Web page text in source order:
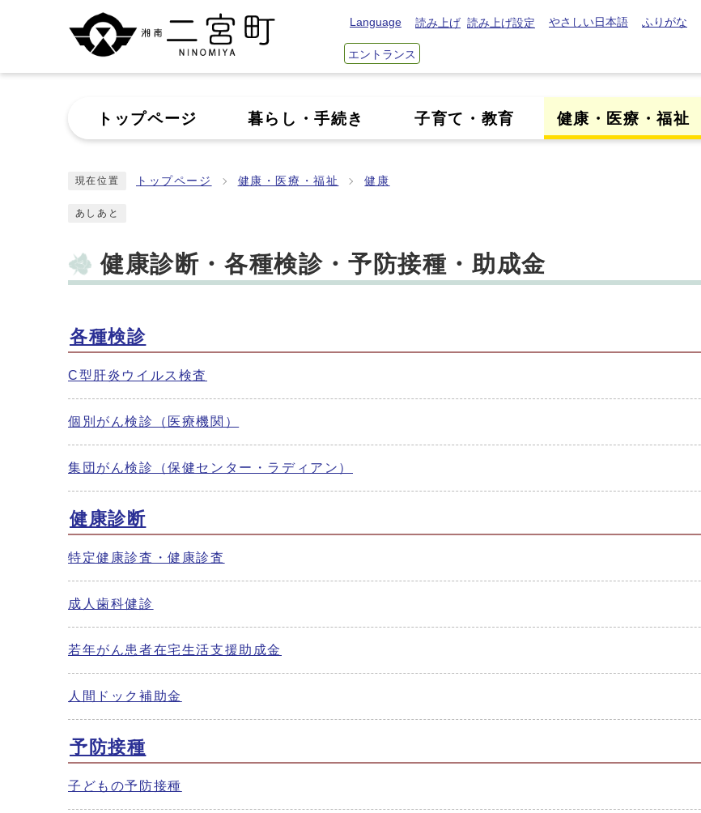
Language 読み上げ 読み上げ設定 やさしい日本語 ふりがな
エントランス
トップページ 暮らし・手続き 子育て・教育 健康・医療・福祉
現在位置 トップページ 健康・医療・福祉 健康
あしあと
健康診断・各種検診・予防接種・助成金
各種検診
C型肝炎ウイルス検査
個別がん検診（医療機関）
集団がん検診（保健センター・ラディアン）
健康診断
特定健康診査・健康診査
成人歯科健診
若年がん患者在宅生活支援助成金
人間ドック補助金
予防接種
子どもの予防接種